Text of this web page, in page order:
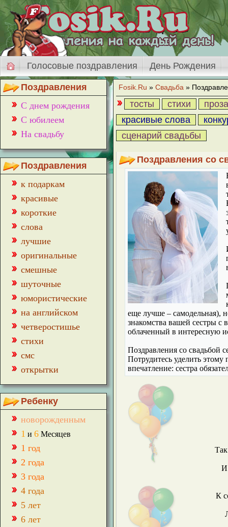
Голосовые поздравления День Рождения
Fosik.Ru » Свадьба »
тосты стихи
проза
красивые слова
cценарий свадьбы
Поздравления со
еще лучше – самодельная),
знакомства вашей сестры
облаченный в интересную
Поздравления со свадьбой
Потрудитесь уделить
впечатление: сестра
И
К
Поздравления
С днем рождения
С юбилеем
На свадьбу
Поздравления
к подаркам
красивые
короткие
слова
лучшие
оригинальные
смешные
шуточные
юмористические
на английском
четверостишье
стихи
смс
открытки
Ребенку
новорожденным
1 и 6 Месяцев
1 год
2 года
3 года
4 года
5 лет
6 лет